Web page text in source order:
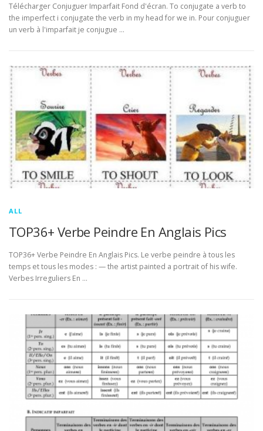
Télécharger Conjuguer Imparfait Fond d'écran. To conjugate a verb to
the imperfect i conjugate the verb in my head for we in. Pour conjuguer
un verb à l'imparfait je conjugue …
ALL
TOP36+ Verbe Peindre En Anglais Pics
TOP36+ Verbe Peindre En Anglais Pics. Le verbe peindre à tous les
temps et tous les modes : — the artist painted a portrait of his wife.
Verbes Irreguliers En …